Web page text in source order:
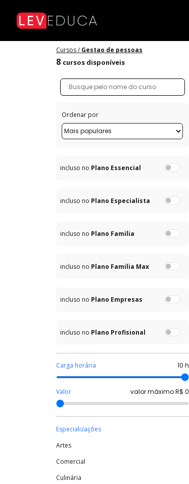
Cursos / Gestao de pessoas
8 cursos disponíveis
Ordenar por
incluso no Plano Essencial
incluso no Plano Especialista
incluso no Plano Familia
incluso no Plano Familia Max
incluso no Plano Empresas
incluso no Plano Profisional
Carga horária 10 h
Valor valor máximo R$ 0
Especializações
Artes
Comercial
Culinária